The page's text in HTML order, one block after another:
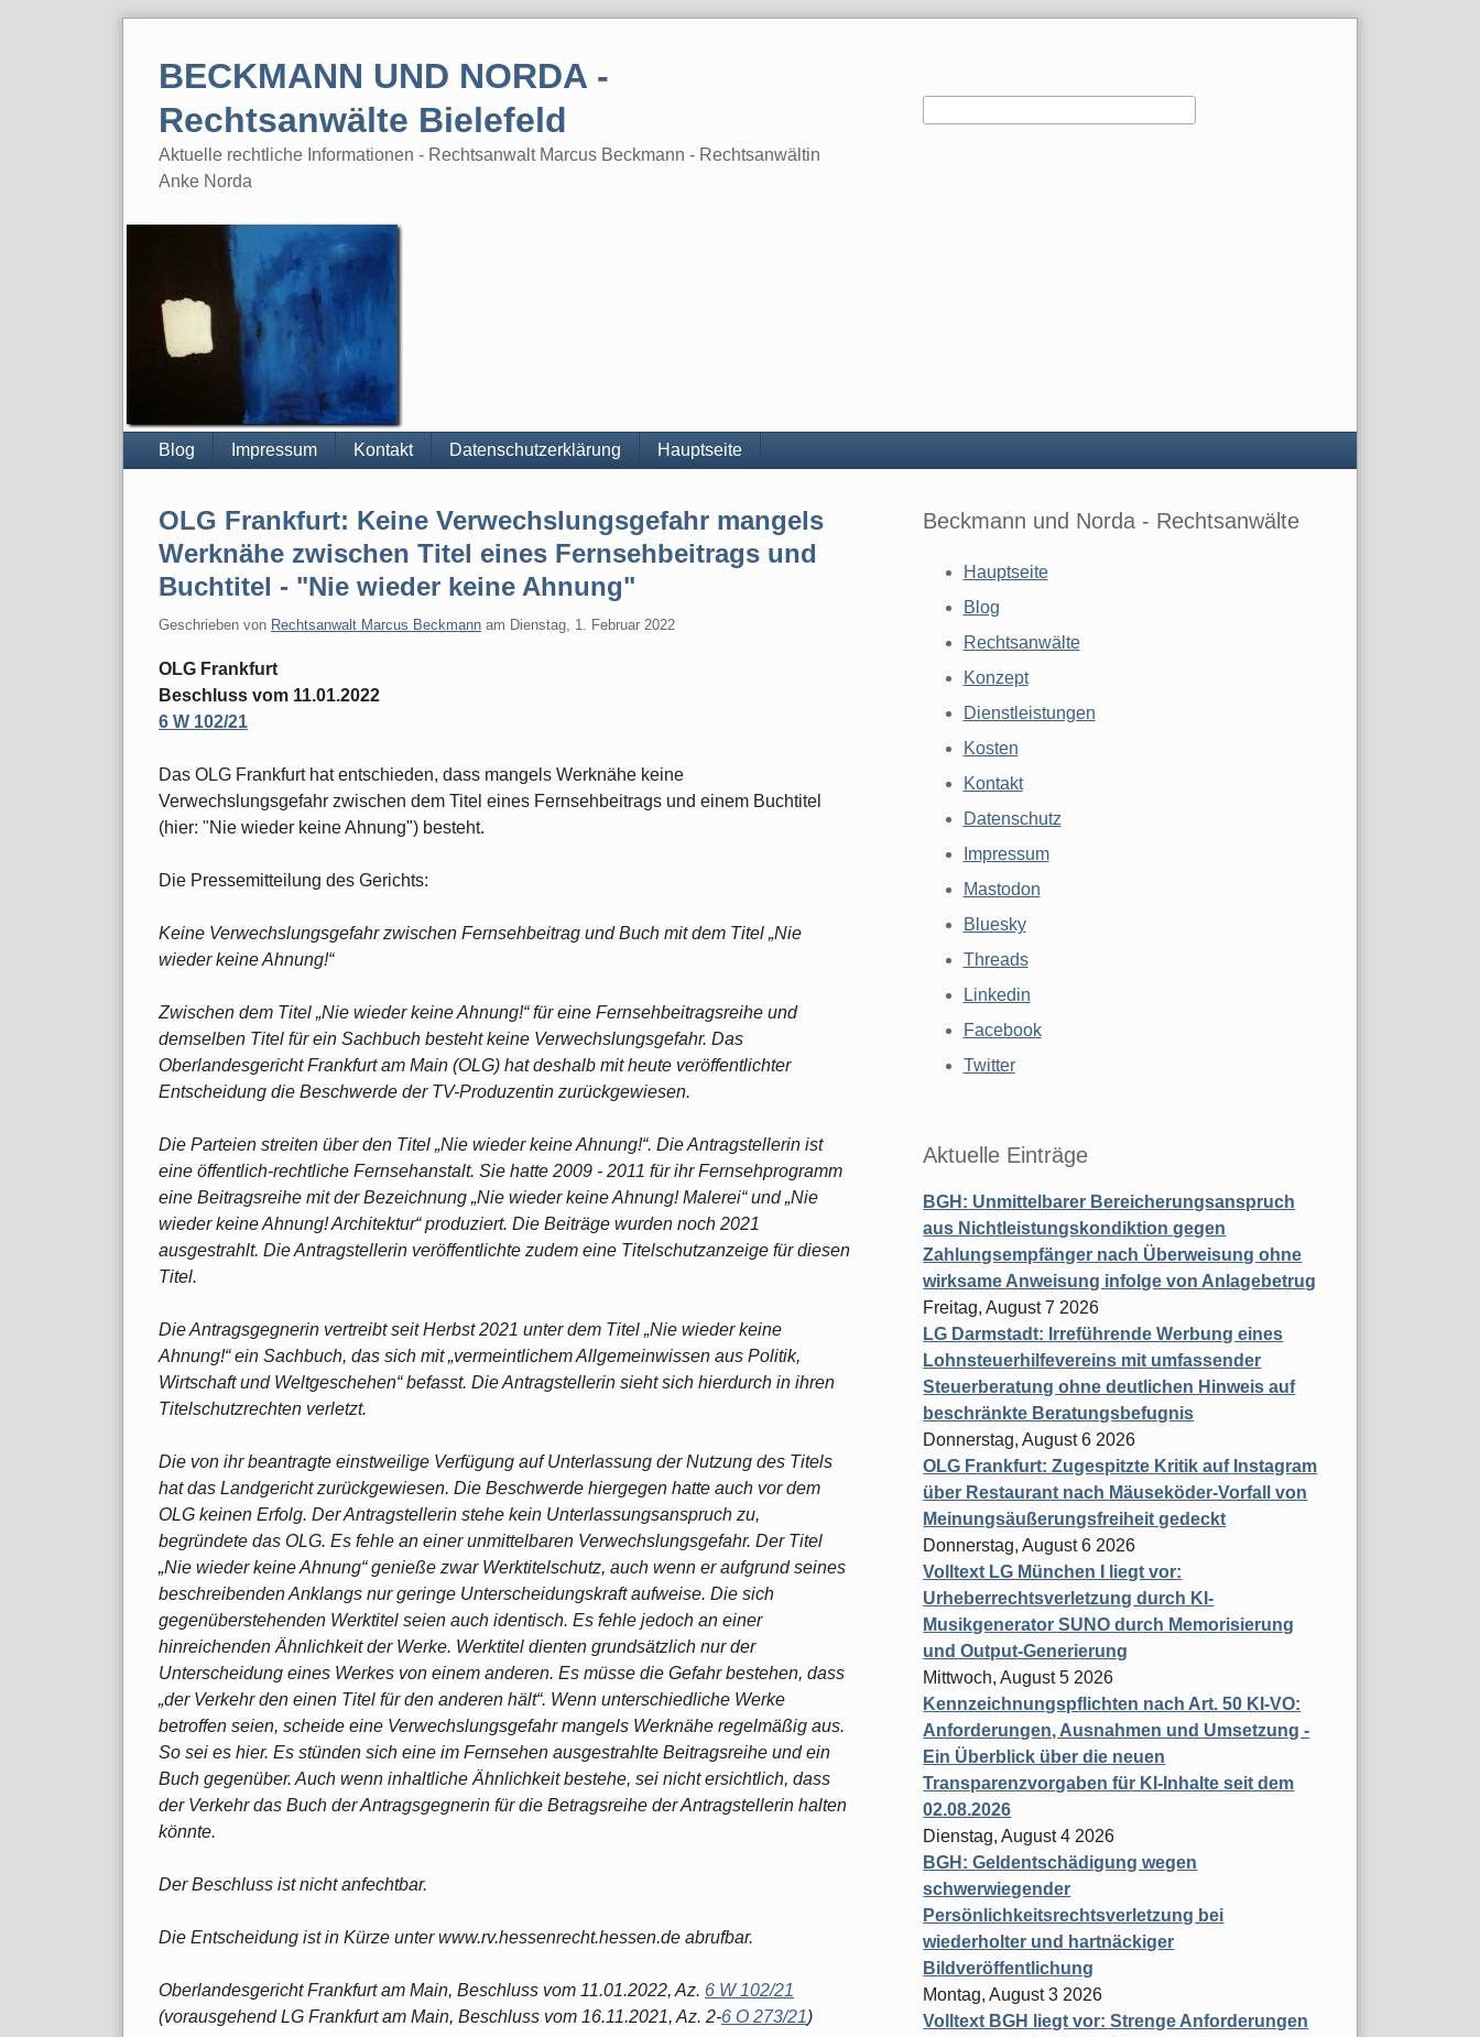
BECKMANN UND NORDA -
Rechtsanwälte Bielefeld
Aktuelle rechtliche Informationen - Rechtsanwalt Marcus Beckmann - Rechtsanwältin
Anke Norda
Blog Impressum Kontakt Datenschutzerklärung Hauptseite
OLG Frankfurt: Keine Verwechslungsgefahr mangels
Werknähe zwischen Titel eines Fernsehbeitrags und
Buchtitel - "Nie wieder keine Ahnung"
Geschrieben von Rechtsanwalt Marcus Beckmann am Dienstag, 1. Februar 2022
OLG Frankfurt
Beschluss vom 11.01.2022
6 W 102/21
Das OLG Frankfurt hat entschieden, dass mangels Werknähe keine
Verwechslungsgefahr zwischen dem Titel eines Fernsehbeitrags und einem Buchtitel
(hier: "Nie wieder keine Ahnung") besteht.
Die Pressemitteilung des Gerichts:
Keine Verwechslungsgefahr zwischen Fernsehbeitrag und Buch mit dem Titel „Nie
wieder keine Ahnung!“
Zwischen dem Titel „Nie wieder keine Ahnung!“ für eine Fernsehbeitragsreihe und
demselben Titel für ein Sachbuch besteht keine Verwechslungsgefahr. Das
Oberlandesgericht Frankfurt am Main (OLG) hat deshalb mit heute veröffentlichter
Entscheidung die Beschwerde der TV-Produzentin zurückgewiesen.
Die Parteien streiten über den Titel „Nie wieder keine Ahnung!“. Die Antragstellerin ist
eine öffentlich-rechtliche Fernsehanstalt. Sie hatte 2009 - 2011 für ihr Fernsehprogramm
eine Beitragsreihe mit der Bezeichnung „Nie wieder keine Ahnung! Malerei“ und „Nie
wieder keine Ahnung! Architektur“ produziert. Die Beiträge wurden noch 2021
ausgestrahlt. Die Antragstellerin veröffentlichte zudem eine Titelschutzanzeige für diesen
Titel.
Die Antragsgegnerin vertreibt seit Herbst 2021 unter dem Titel „Nie wieder keine
Ahnung!“ ein Sachbuch, das sich mit „vermeintlichem Allgemeinwissen aus Politik,
Wirtschaft und Weltgeschehen“ befasst. Die Antragstellerin sieht sich hierdurch in ihren
Titelschutzrechten verletzt.
Die von ihr beantragte einstweilige Verfügung auf Unterlassung der Nutzung des Titels
hat das Landgericht zurückgewiesen. Die Beschwerde hiergegen hatte auch vor dem
OLG keinen Erfolg. Der Antragstellerin stehe kein Unterlassungsanspruch zu,
begründete das OLG. Es fehle an einer unmittelbaren Verwechslungsgefahr. Der Titel
„Nie wieder keine Ahnung“ genieße zwar Werktitelschutz, auch wenn er aufgrund seines
beschreibenden Anklangs nur geringe Unterscheidungskraft aufweise. Die sich
gegenüberstehenden Werktitel seien auch identisch. Es fehle jedoch an einer
hinreichenden Ähnlichkeit der Werke. Werktitel dienten grundsätzlich nur der
Unterscheidung eines Werkes von einem anderen. Es müsse die Gefahr bestehen, dass
„der Verkehr den einen Titel für den anderen hält“. Wenn unterschiedliche Werke
betroffen seien, scheide eine Verwechslungsgefahr mangels Werknähe regelmäßig aus.
So sei es hier. Es stünden sich eine im Fernsehen ausgestrahlte Beitragsreihe und ein
Buch gegenüber. Auch wenn inhaltliche Ähnlichkeit bestehe, sei nicht ersichtlich, dass
der Verkehr das Buch der Antragsgegnerin für die Betragsreihe der Antragstellerin halten
könnte.
Der Beschluss ist nicht anfechtbar.
Die Entscheidung ist in Kürze unter www.rv.hessenrecht.hessen.de abrufbar.
Oberlandesgericht Frankfurt am Main, Beschluss vom 11.01.2022, Az. 6 W 102/21
(vorausgehend LG Frankfurt am Main, Beschluss vom 16.11.2021, Az. 2-6 O 273/21)
Beckmann und Norda - Rechtsanwälte
Hauptseite
Blog
Rechtsanwälte
Konzept
Dienstleistungen
Kosten
Kontakt
Datenschutz
Impressum
Mastodon
Bluesky
Threads
Linkedin
Facebook
Twitter
Aktuelle Einträge
BGH: Unmittelbarer Bereicherungsanspruch
aus Nichtleistungskondiktion gegen
Zahlungsempfänger nach Überweisung ohne
wirksame Anweisung infolge von Anlagebetrug
Freitag, August 7 2026
LG Darmstadt: Irreführende Werbung eines
Lohnsteuerhilfevereins mit umfassender
Steuerberatung ohne deutlichen Hinweis auf
beschränkte Beratungsbefugnis
Donnerstag, August 6 2026
OLG Frankfurt: Zugespitzte Kritik auf Instagram
über Restaurant nach Mäuseköder-Vorfall von
Meinungsäußerungsfreiheit gedeckt
Donnerstag, August 6 2026
Volltext LG München I liegt vor:
Urheberrechtsverletzung durch KI-
Musikgenerator SUNO durch Memorisierung
und Output-Generierung
Mittwoch, August 5 2026
Kennzeichnungspflichten nach Art. 50 KI-VO:
Anforderungen, Ausnahmen und Umsetzung -
Ein Überblick über die neuen
Transparenzvorgaben für KI-Inhalte seit dem
02.08.2026
Dienstag, August 4 2026
BGH: Geldentschädigung wegen
schwerwiegender
Persönlichkeitsrechtsverletzung bei
wiederholter und hartnäckiger
Bildveröffentlichung
Montag, August 3 2026
Volltext BGH liegt vor: Strenge Anforderungen